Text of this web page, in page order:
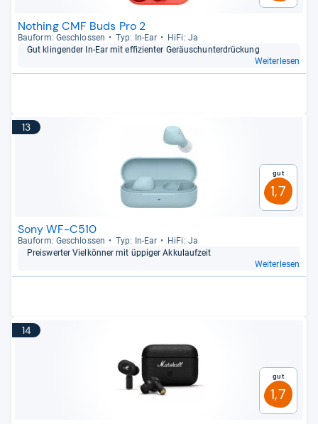
Nothing CMF Buds Pro 2
Bau­form: Geschlos­sen Typ: In-​Ear
HiFi: Ja
Gut klin­gen­der In-​Ear mit effi­zi­en­ter Geräusch­un­ter­drückung
Weiterlesen
13
Gut
1,7
Sony WF-C510
Bau­form: Geschlos­sen Typ: In-​Ear
HiFi: Ja
Preis­wer­ter Viel­kön­ner mit üppi­ger Akku­lauf­zeit
Weiterlesen
14
Gut
1,7